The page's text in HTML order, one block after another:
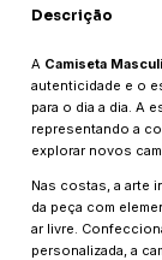
Descrição
A Camiseta
autenticidade e o
para o dia a dia. A
representando a
explorar novos
Nas costas, a arte
da peça com
ar livre.
personalizada, a